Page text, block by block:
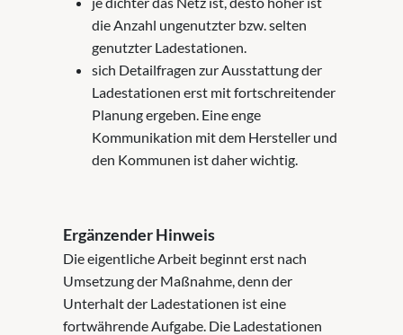
die Anzahl ungenutzter bzw. selten
genutzter Ladestationen.
sich Detailfragen zur Ausstattung der
Ladestationen erst mit fortschreitender
Planung ergeben. Eine enge
Kommunikation mit dem Hersteller und
den Kommunen ist daher wichtig.
Ergänzender Hinweis
Die eigentliche Arbeit beginnt erst nach
Umsetzung der Maßnahme, denn der
Unterhalt der Ladestationen ist eine
fortwährende Aufgabe. Die Ladestationen